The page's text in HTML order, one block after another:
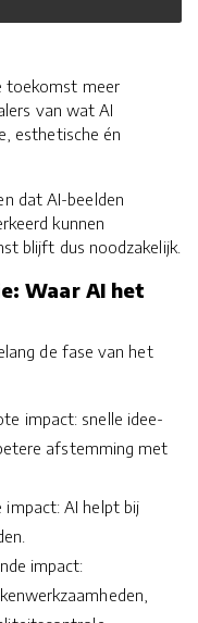
toekomst meer
van wat AI
esthetische én
dat AI-beelden
kunnen
blijft dus noodzakelijk.
Waar AI het
de fase van het
impact: snelle idee-
afstemming met
AI helpt bij
impact: